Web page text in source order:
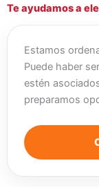
Te ayudamos a
Estamos
Puede haber
estén
preparamos